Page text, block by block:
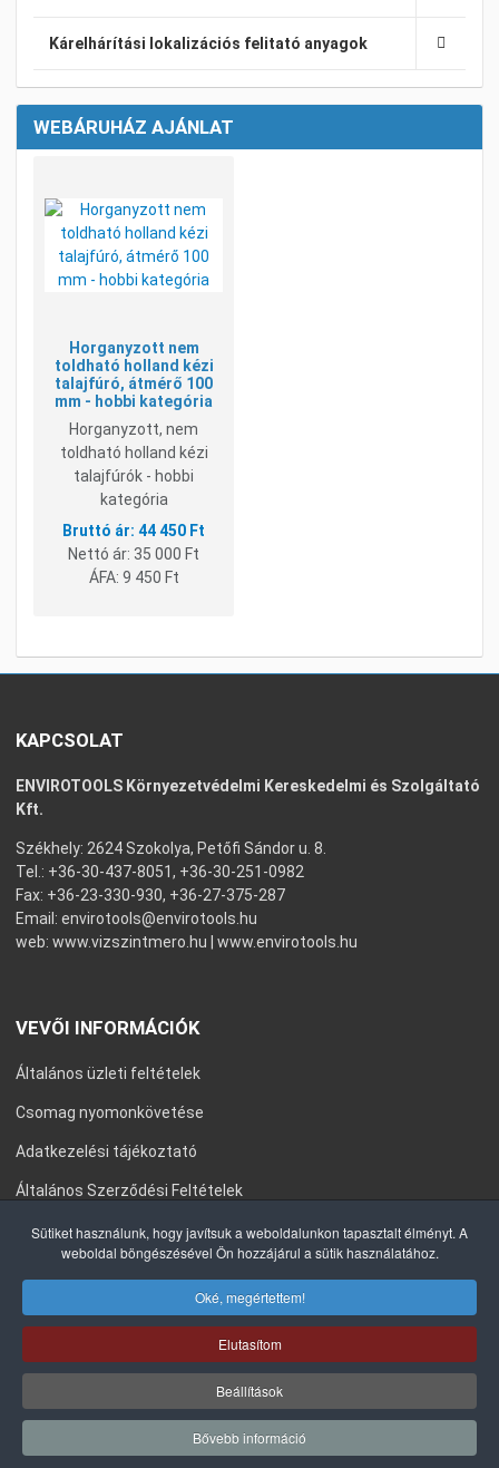
KívánságlistaÖsszehasonlításKosár
Kárelhárítási lokalizációs felitató anyagok
WEBÁRUHÁZ AJÁNLAT
Horganyzott nem
toldható holland kézi
talajfúró, átmérő 100
mm - hobbi kategória
Horganyzott, nem
toldható holland kézi
talajfúrók - hobbi
kategória
44 450 Ft
Nettó ár: 35 000 Ft
ÁFA: 9 450 Ft
KAPCSOLAT
ENVIROTOOLS Környezetvédelmi Kereskedelmi és Szolgáltató
Kft.
Székhely: 2624 Szokolya, Petőfi Sándor u. 8.
Tel.: +36-30-437-8051, +36-30-251-0982
Fax: +36-23-330-930, +36-27-375-287
Email: envirotools@envirotools.hu
web: www.vizszintmero.hu www.envirotools.hu
VEVŐI INFORMÁCIÓK
Általános üzleti feltételek
Csomag nyomonkövetése
Adatkezelési tájékoztató
Általános Szerződési Feltételek
Impresszum
COPYRIGHT © 2020 ENVIROTOOLS KFT. MINDEN JOG FENNTARTVA.
Sütiket használunk, hogy javítsuk a weboldalunkon tapasztalt élményt. A
weboldal böngészésével Ön hozzájárul a sütik használatához.
Oké, megértettem!
Elutasítom
Beállítások
Bővebb információ